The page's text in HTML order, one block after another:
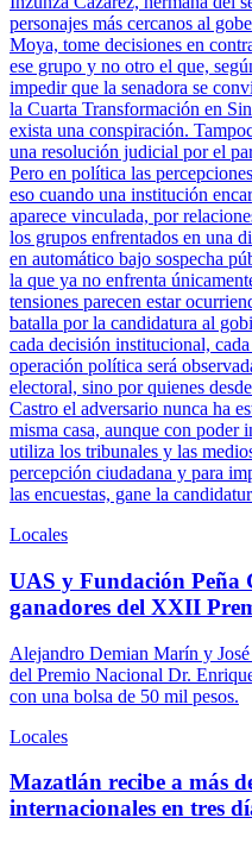
personajes más cercanos al
Moya, tome decisiones en
ese grupo y no otro el que,
impedir que la senadora se
la Cuarta Transformación en
exista una conspiración.
una resolución judicial por el
Pero en política las
eso cuando una institución
aparece vinculada, por
los grupos enfrentados en una
en automático bajo sospecha
la que ya no enfrenta
tensiones parecen estar
batalla por la candidatura al
cada decisión institucional,
operación política será
electoral, sino por quienes
Castro el adversario nunca ha
misma casa, aunque con poder
utiliza los tribunales y las
percepción ciudadana y para
las encuestas, gane la
Locales
UAS y Fundación Peña
ganadores del XXII
Alejandro Demian Marín y
del Premio Nacional Dr.
con una bolsa de 50 mil pesos.
Locales
Mazatlán recibe a más
internacionales en tres